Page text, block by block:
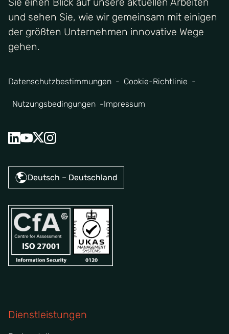
Sie einen Blick auf unsere aktuellen Arbeiten
und sehen Sie, wie wir gemeinsam mit einigen
der größten Unternehmen innovative Wege
gehen.
Datenschutzbestimmungen Cookie-Richtlinie
Nutzungsbedingungen Impressum
Deutsch – Deutschland
Dienstleistungen